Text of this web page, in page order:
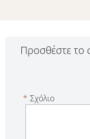
Προσθέστε το
Σχόλιο
*